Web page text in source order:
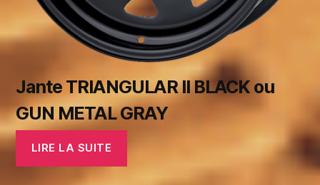
Jante TRIANGULAR II BLACK ou
GUN METAL GRAY
LIRE LA SUITE